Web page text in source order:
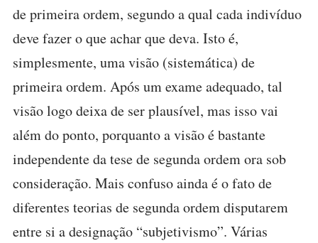
de primeira ordem, segundo a qual cada indivíduo
deve fazer o que achar que deva. Isto é,
simplesmente, uma visão (sistemática) de
primeira ordem. Após um exame adequado, tal
visão logo deixa de ser plausível, mas isso vai
além do ponto, porquanto a visão é bastante
independente da tese de segunda ordem ora sob
consideração. Mais confuso ainda é o fato de
diferentes teorias de segunda ordem disputarem
entre si a designação “subjetivismo”. Várias